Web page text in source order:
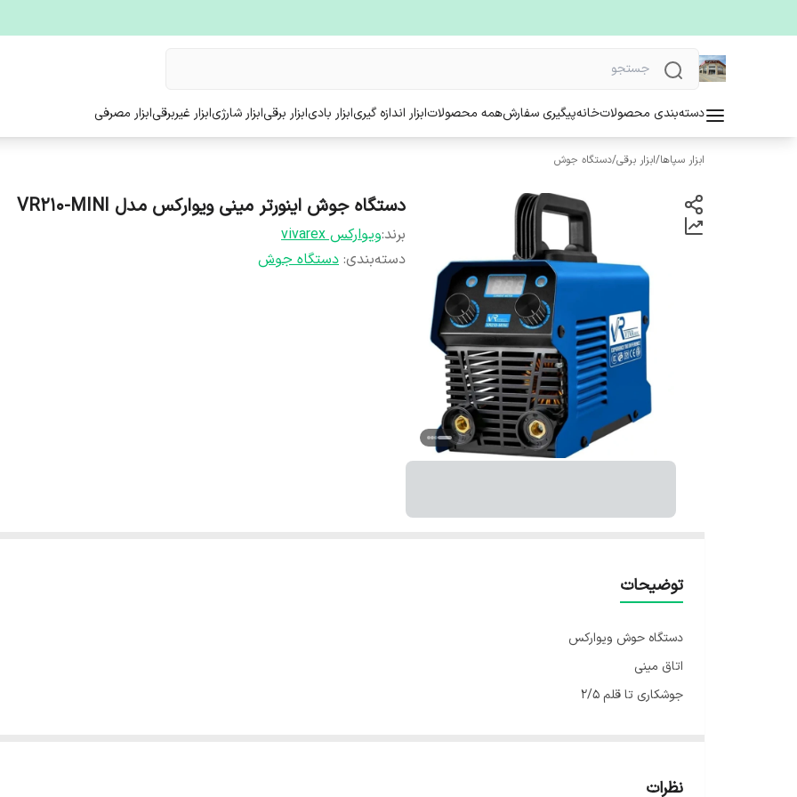
دسته‌بندی محصولاتخانهپیگیری سفارشهمه محصولاتابزار اندازه گیریابزار بادیابزار برقیابزار شارژیابزار غیربرقیابزار مصرفی
ابزار سپاها/ابزار برقی/دستگاه جوش
دستگاه جوش اینورتر مینی ویوارکس مدل VR210-MINI
برند:ویوارکس vivarex
دسته‌بندی: دستگاه جوش
توضیحات
دستگاه حوش ویوارکس
اتاق مینی
جوشکاری تا قلم ۲/۵
دارای لوازم کامل : کابل و انبر و اتصال و ماسک و فرچه
نظرات